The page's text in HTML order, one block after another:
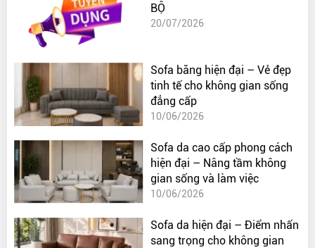
BỘ
20/07/2026
Sofa băng hiện đại – Vẻ đẹp
tinh tế cho không gian sống
đẳng cấp
10/06/2026
Sofa da cao cấp phong cách
hiện đại – Nâng tầm không
gian sống và làm việc
10/06/2026
Sofa da hiện đại – Điểm nhấn
sang trọng cho không gian